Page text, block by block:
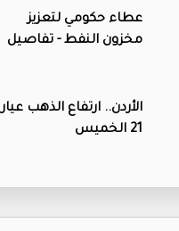
عطاء حكومي لتعزيز
مخزون النفط - تفاصيل
الأردن.. ارتفاع الذهب عيار
21 الخميس